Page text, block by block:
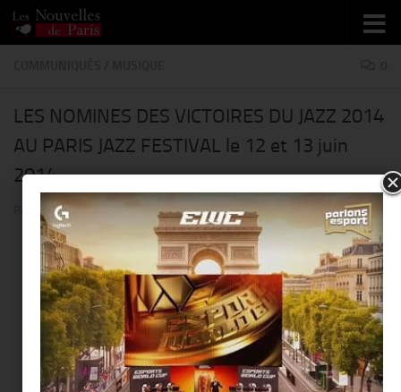
Skip to content
LES NOMINES DES VICTOIRES DU JAZZ 2014
AU PARIS JAZZ FESTIVAL le 12 et 13 juin
2014
THIERRY KER · PUBLIÉ19 MAI 2014· MIS À JOUR19 MAI 2014